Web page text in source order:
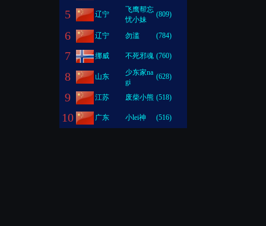
5 辽宁
飞鹰帮忘
忧小妹
(809)
6 辽宁 勿滥 (784)
7 挪威 不死邪魂 (760)
8 山东
少东家na
gi
(628)
9 江苏 废柴小熊 (518)
10 广东 小lei神 (516)